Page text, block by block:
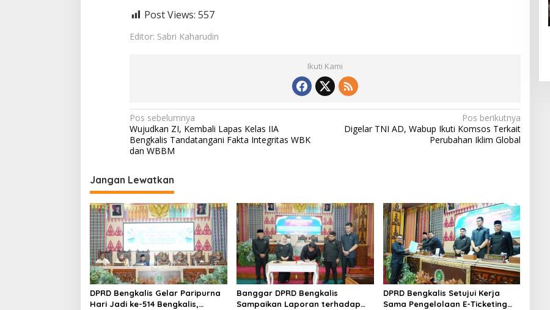
r
S
k
o
r
i
t
Post Views: 557
Editor: Sabri Kaharudin
Ikuti Kami
N
a
v
i
g
a
s
i
p
o
s
Pos sebelumnya
Wujudkan ZI, Kembali Lapas Kelas IIA
Bengkalis Tandatangani Fakta Integritas WBK
dan WBBM
Pos berikutnya
Digelar TNI AD, Wabup Ikuti Komsos Terkait
Perubahan Iklim Global
Jangan Lewatkan
DPRD Bengkalis Gelar Paripurna
Hari Jadi ke-514 Bengkalis,
Banggar DPRD Bengkalis
Sampaikan Laporan terhadap
DPRD Bengkalis Setujui Kerja
Sama Pengelolaan E-Ticketing